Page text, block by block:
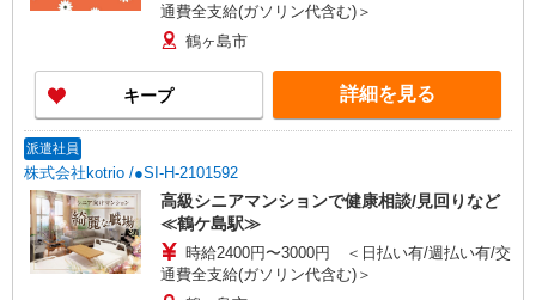
通費全支給(ガソリン代含む)＞
鶴ヶ島市
キープ 詳細を見る
派遣社員
株式会社kotrio /●SI-H-2101592
高級シニアマンションで健康相談/見回りなど
≪鶴ケ島駅≫
時給2400円〜3000円 ＜日払い有/週払い有/交
通費全支給(ガソリン代含む)＞